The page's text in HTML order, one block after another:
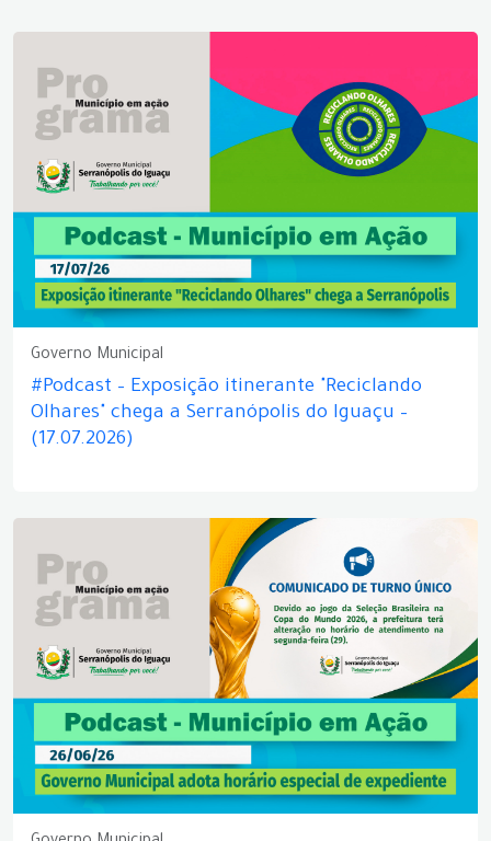
Governo Municipal
#Podcast – Exposição itinerante "Reciclando
Olhares" chega a Serranópolis do Iguaçu –
(17.07.2026)